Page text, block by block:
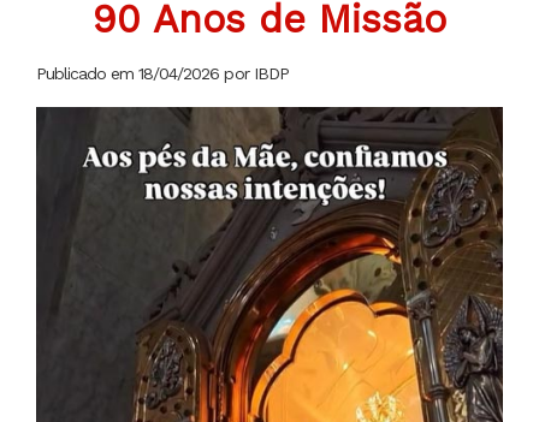
90 Anos de Missão
Publicado em 18/04/2026 por IBDP